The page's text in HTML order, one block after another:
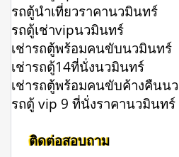
รถตู้นําเที่ยวราคานวมินทร์
รถตู้เช่าvipนวมินทร์
เช่ารถตู้พร้อมคนขับนวมินทร์
เช่ารถตู้14ที่นั่งนวมินทร์
เช่ารถตู้พร้อมคนขับค้างคืนน
รถตู้ vip 9 ที่นั่งราคานวมินทร์
ติดต่อสอบถาม